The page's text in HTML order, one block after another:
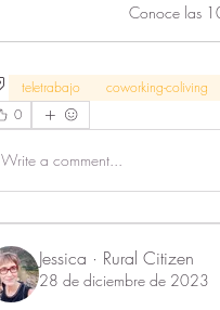
teletrabajo coworking-coliving
0
Write a comment...
Jessica · Rural Citizen
28 de diciembre de 2023